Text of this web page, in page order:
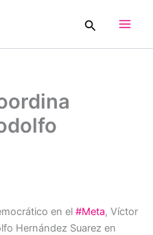
Buscar
en el #Meta, Víctor
Hernández Suarez en